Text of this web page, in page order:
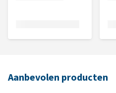
Aanbevolen producten